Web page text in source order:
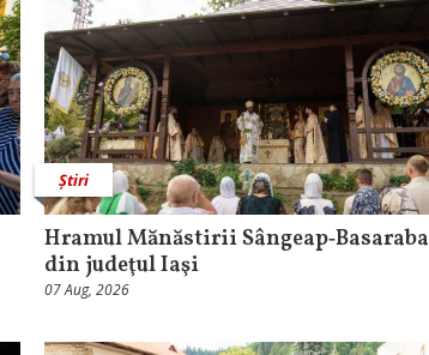
Știri
Hramul Mănăstirii Sângeap‑Basaraba
din judeţul Iaşi
07 Aug, 2026